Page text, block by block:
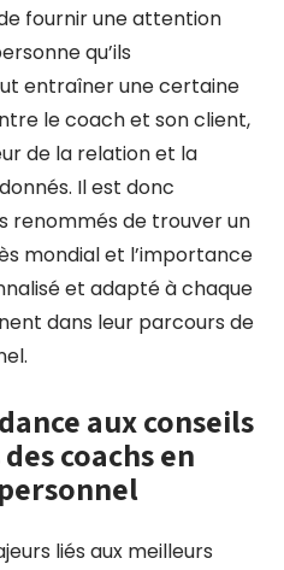
fournir une attention
qu’ils
entraîner une certaine
le coach et son client,
de la relation et la
Il est donc
renommés de trouver un
mondial et l’importance
et adapté à chaque
dans leur parcours de
aux conseils
coachs en
liés aux meilleurs